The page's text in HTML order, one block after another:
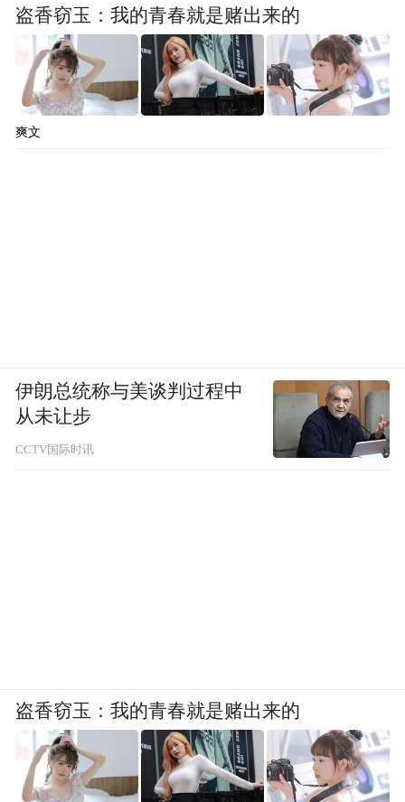
盗香窃玉：我的青春就是赌出来的
爽文
伊朗总统称与美谈判过程中
从未让步
CCTV国际时讯
盗香窃玉：我的青春就是赌出来的